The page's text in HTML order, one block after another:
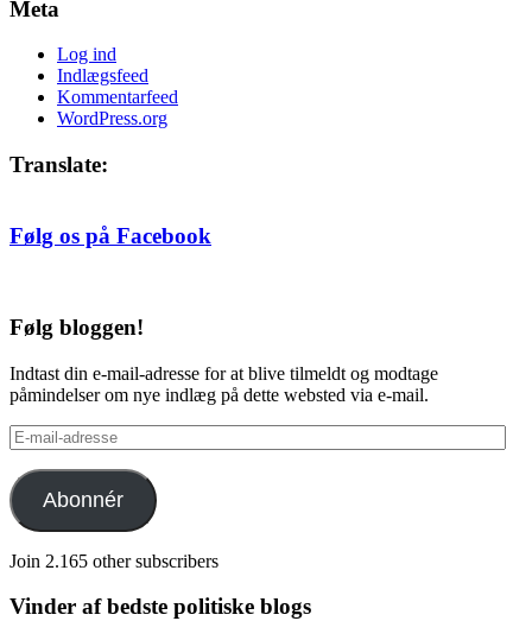
Meta
Log ind
Indlægsfeed
Kommentarfeed
WordPress.org
Translate:
Følg os på Facebook
Følg bloggen!
Indtast din e-mail-adresse for at blive tilmeldt og modtage
påmindelser om nye indlæg på dette websted via e-mail.
E-
mail-
adresse
Abonnér
Join 2.165 other subscribers
Vinder af bedste politiske blogs